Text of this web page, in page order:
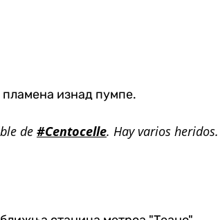
пламена изнад пумпе.
de #Centocelle. Hay varios heridos.